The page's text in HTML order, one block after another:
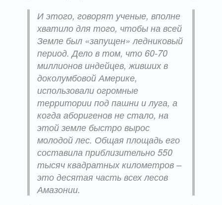
И этого, говорят ученые, вполне
хватило для того, чтобы на всей
Земле был «запущен» ледниковый
период. Дело в том, что 60-70
миллионов индейцев, живших в
доколумбовой Америке,
использовали огромные
территории под пашни и луга, а
когда аборигенов не стало, на
этой земле быстро вырос
молодой лес. Общая площадь его
составила приблизительно 550
тысяч квадратных километров –
это десятая часть всех лесов
Амазонии.